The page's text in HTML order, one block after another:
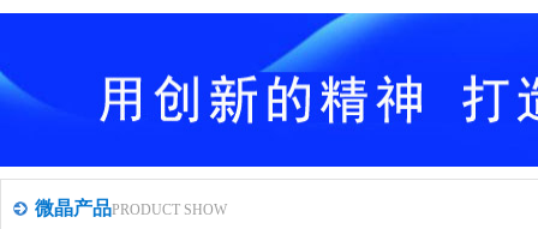
微晶产品PRODUCT SHOW